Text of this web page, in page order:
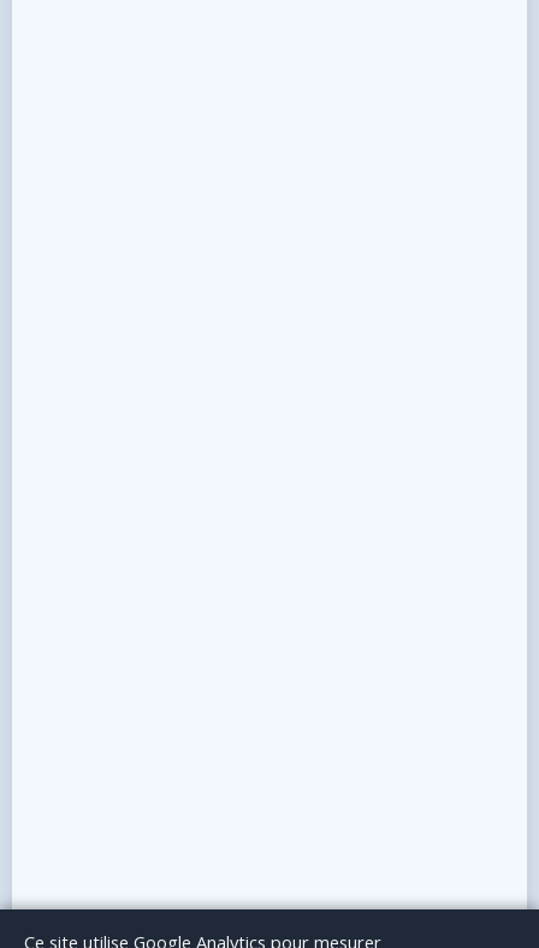
Le BlogPublicité Articles invitésMentions Légales
Ce site utilise Google Analytics pour mesurer